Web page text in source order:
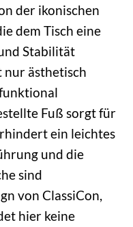
der ikonischen
dem Tisch eine
Stabilität
nur ästhetisch
Fuß sorgt für
ein leichtes
und die
sind
von ClassiCon,
hier keine